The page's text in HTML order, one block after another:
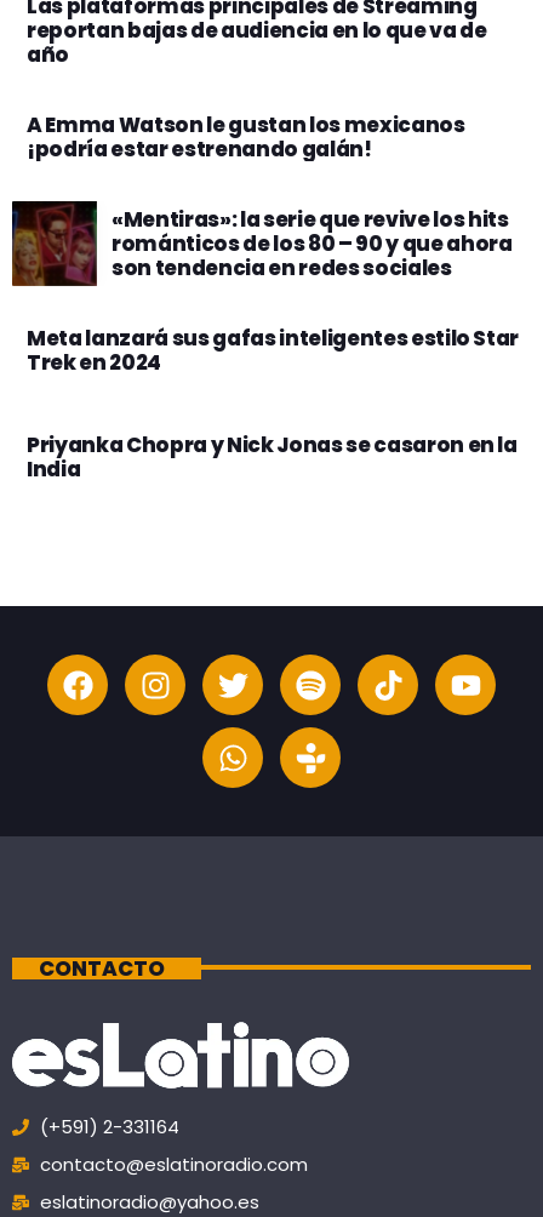
Las plataformas principales de Streaming
reportan bajas de audiencia en lo que va de
año
A Emma Watson le gustan los mexicanos
¡podría estar estrenando galán!
«Mentiras»: la serie que revive los hits
románticos de los 80 – 90 y que ahora
son tendencia en redes sociales
Meta lanzará sus gafas inteligentes estilo Star
Trek en 2024
Priyanka Chopra y Nick Jonas se casaron en la
India
CONTACTO
(+591) 2-331164
contacto@eslatinoradio.com
eslatinoradio@yahoo.es